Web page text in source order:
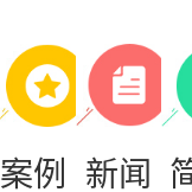
案例 新闻